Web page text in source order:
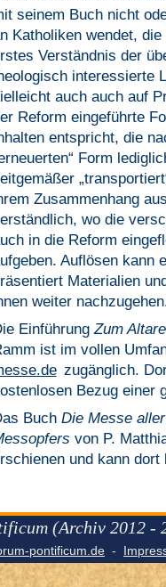
seinem Buch nicht
Katholiken wendet,
Verständnis der
interessierte
auch auch auf
Reform eingeführte
entspricht, die
Form
Zusammenhang
wo die
in die Reform
Auflösen kann
Materialien
weiter
EinführungZum
ist im vollen
zugänglich.
Bezug einer
Buch Die Messe
von P.
und kann dort
(Archiv 2012 -
pontificum.de -